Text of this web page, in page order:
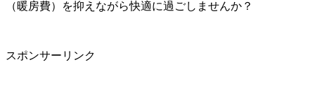
（暖房費）を抑えながら快適に過ごしませんか？
スポンサーリンク